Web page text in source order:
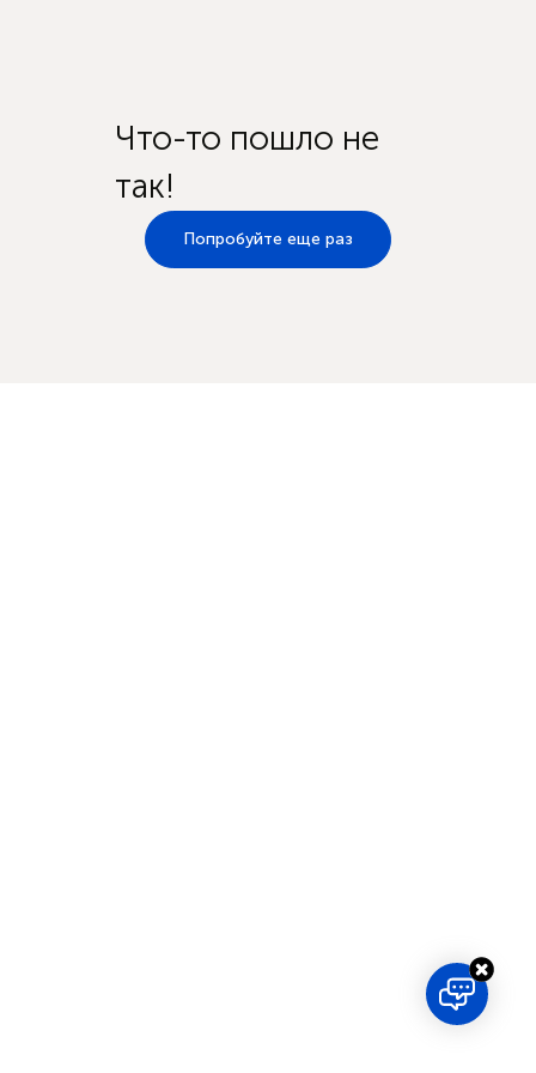
Что-то пошло не
так!
Попробуйте еще раз